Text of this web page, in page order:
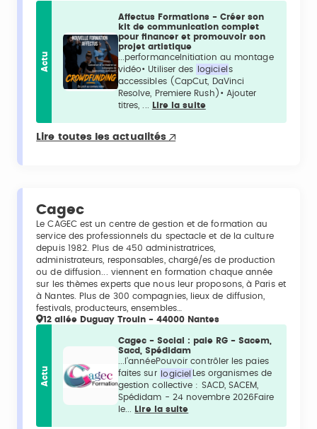
Actu
Affectus Formations - Créer son
kit de communication complet
pour financer et promouvoir son
projet artistique
...performanceInitiation au montage
vidéo• Utiliser des
logiciel s
accessibles (CapCut, DaVinci
Resolve, Premiere Rush)• Ajouter
titres, ...
Lire la suite
Lire toutes les actualités
Cagec
Le CAGEC est un centre de gestion et de formation au
service des professionnels du spectacle et de la culture
depuis 1982. Plus de 450 administratrices,
administrateurs, responsables, chargé/es de production
ou de diffusion... viennent en formation chaque année
sur les thèmes experts que nous leur proposons, à Paris et
à Nantes. Plus de 300 compagnies, lieux de diffusion,
festivals, producteurs, ensembles…
12 allée Duguay Trouin - 44000 Nantes
Actu
Cagec - Social : paie RG - Sacem,
Sacd, Spédidam
...l’annéePouvoir contrôler les paies
faites sur
logiciel
Les organismes de
gestion collective : SACD, SACEM,
Spédidam - 24 novembre 2026Faire
le...
Lire la suite